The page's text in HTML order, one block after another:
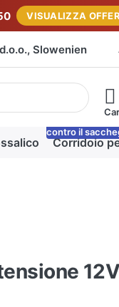
VISUALIZZA
Slowenien
Premere il
Corridoio
contro il